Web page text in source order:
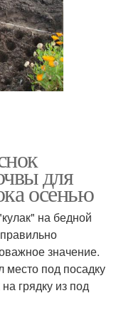
для
осенью
на бедной
значение.
под посадку
грядку из под